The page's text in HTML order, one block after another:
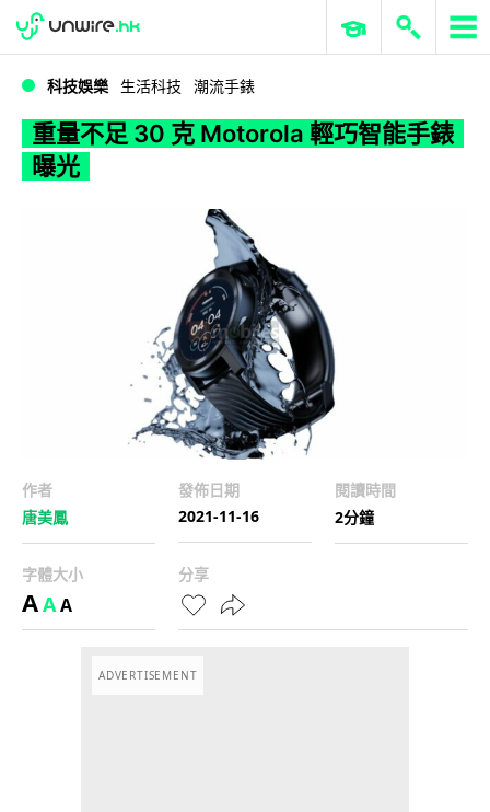
重量不足 30 克 Motorola 輕巧智能手錶曝光
WWDC 2026 ERP 與商業 AI
科技娛樂 生活科技 潮流手錶
重量不足 30 克 Motorola 輕巧智能手錶
曝光
作者
唐美鳳
發佈日期
2021-11-16
閱讀時間
2分鐘
字體大小
AAA
分享
ADVERTISEMENT